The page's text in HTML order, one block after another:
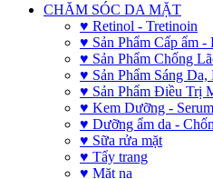
CHĂM SÓC DA MẶT
♥ Retinol - Tretinoin
♥ Sản Phẩm Cấp ẩm -
♥ Sản Phẩm Chống
♥ Sản Phẩm Sáng
♥ Sản Phẩm Điều Trị
♥ Kem Dưỡng -
♥ Dưỡng ẩm da -
♥ Sữa rửa mặt
♥ Tẩy trang
♥ Mặt nạ